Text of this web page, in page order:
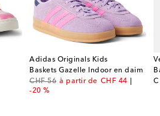
Adidas Originals Kids
Baskets Gazelle Indoor en daim
CHF 56
original priceà partir de CHF 44
discount price
-20 %